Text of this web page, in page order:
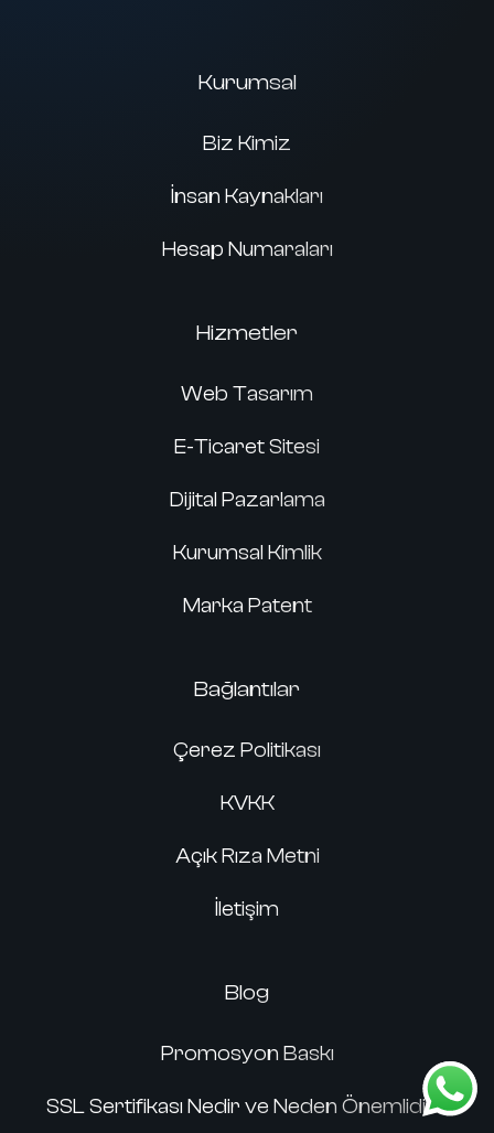
Kurumsal
Biz Kimiz
İnsan Kaynakları
Hesap Numaraları
Hizmetler
Web Tasarım
E-Ticaret Sitesi
Dijital Pazarlama
Kurumsal Kimlik
Marka Patent
Bağlantılar
Çerez Politikası
KVKK
Açık Rıza Metni
İletişim
Blog
Promosyon Baskı
SSL Sertifikası Nedir ve Neden Önemlidir?